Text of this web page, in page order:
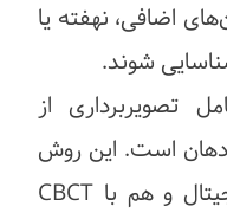
اضافی، نهفته یا
شوند.
تصویربرداری از
دهان است. این روش
می‌تواند هم با رادیوگرافی دیجیتال و هم با CBCT